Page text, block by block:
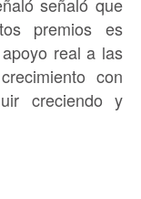
premios es
real a las
con
creciendo y